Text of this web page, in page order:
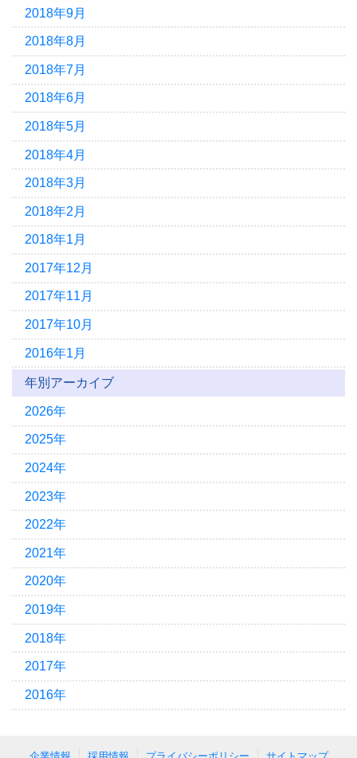
2018年9月
2018年8月
2018年7月
2018年6月
2018年5月
2018年4月
2018年3月
2018年2月
2018年1月
2017年12月
2017年11月
2017年10月
2016年1月
年別アーカイブ
2026年
2025年
2024年
2023年
2022年
2021年
2020年
2019年
2018年
2017年
2016年